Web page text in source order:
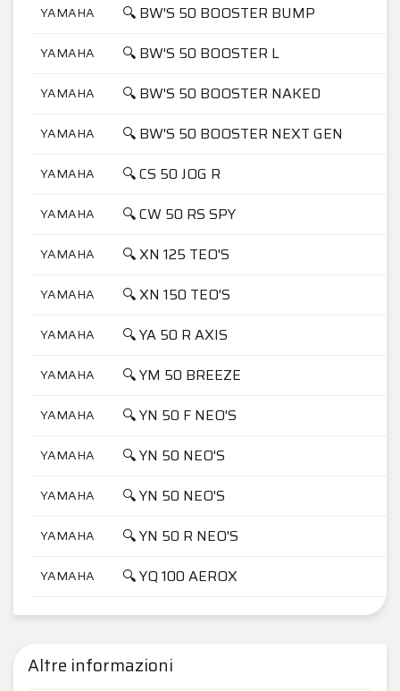
YAMAHA 🔍 BW'S 50 BOOSTER BUMP
YAMAHA 🔍 BW'S 50 BOOSTER L
YAMAHA 🔍 BW'S 50 BOOSTER NAKED
YAMAHA 🔍 BW'S 50 BOOSTER NEXT GEN
YAMAHA 🔍 CS 50 JOG R
YAMAHA 🔍 CW 50 RS SPY
YAMAHA 🔍 XN 125 TEO'S
YAMAHA 🔍 XN 150 TEO'S
YAMAHA 🔍 YA 50 R AXIS
YAMAHA 🔍 YM 50 BREEZE
YAMAHA 🔍 YN 50 F NEO'S
YAMAHA 🔍 YN 50 NEO'S
YAMAHA 🔍 YN 50 NEO'S
YAMAHA 🔍 YN 50 R NEO'S
YAMAHA 🔍 YQ 100 AEROX
Altre informazioni